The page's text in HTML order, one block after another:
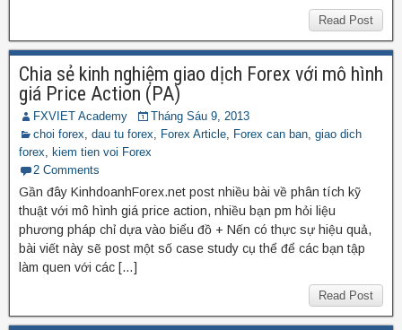
Read Post
Chia sẻ kinh nghiệm giao dịch Forex với mô hình
giá Price Action (PA)
FXVIET Academy
Tháng Sáu 9, 2013
choi forex dau tu forex Forex Article Forex can ban giao dich
forex
kiem tien voi Forex
2 Comments
Gần đây KinhdoanhForex.net post nhiều bài về phân tích kỹ
thuật với mô hình giá price action, nhiều bạn pm hỏi liệu
phương pháp chỉ dựa vào biểu đồ + Nến có thực sự hiệu quả,
bài viết này sẽ post một số case study cụ thể để các bạn tập
làm quen với các […]
Read Post